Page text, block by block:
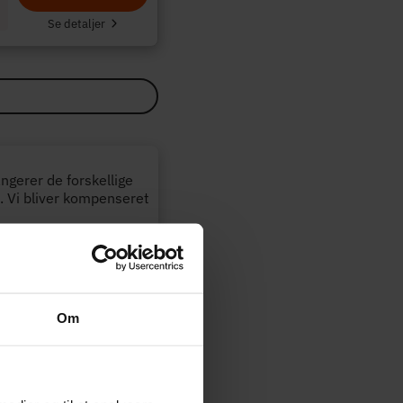
Om
Se detaljer
de forskellige
Vi bliver kompenseret
29-07-2026